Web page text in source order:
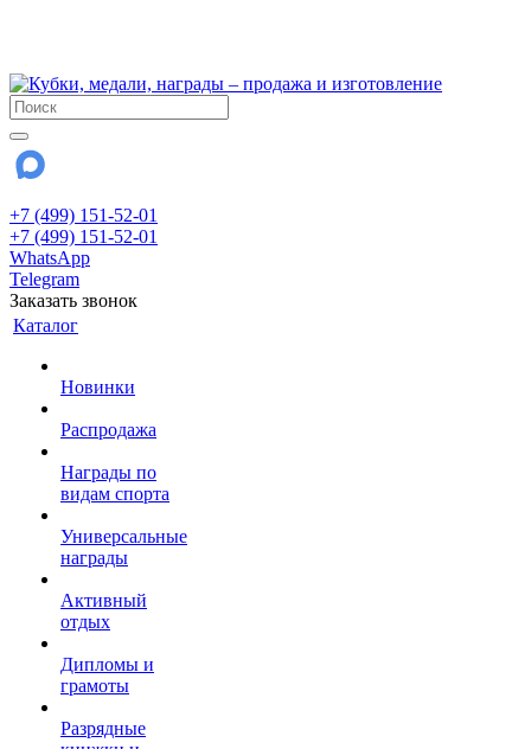
+7 (499) 151-52-01
+7 (499) 151-52-01
WhatsApp
Telegram
Заказать звонок
Каталог
Новинки
Распродажа
Награды по
видам спорта
Универсальные
награды
Активный
отдых
Дипломы и
грамоты
Разрядные